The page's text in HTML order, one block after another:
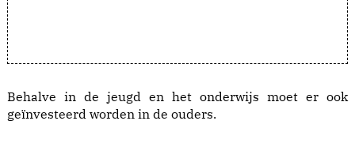
Behalve in de jeugd en het onderwijs moet er ook
geïnvesteerd worden in de ouders.